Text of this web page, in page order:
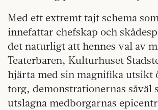
Med ett extremt tajt schema
innefattar chefskap och
det naturligt att hennes val av
Teaterbaren, Kulturhuset
hjärta med sin magnifika utsikt
torg, demonstrationernas såväl
utslagna medborgarnas